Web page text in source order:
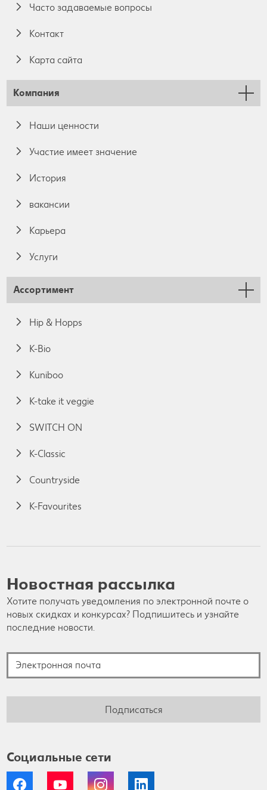
Часто задаваемые вопросы
Контакт
Карта сайта
Компания
Наши ценности
Участие имеет значение
История
вакансии
Карьера
Услуги
Ассортимент
Hip & Hopps
K-Bio
Kuniboo
K-take it veggie
SWITCH ON
K-Classic
Countryside
K-Favourites
Новостная рассылка
Хотите получать уведомления по электронной почте о
новых скидках и конкурсах? Подпишитесь и узнайте
последние новости.
Подписаться
Социальные сети
Facebook YouTube Instagram